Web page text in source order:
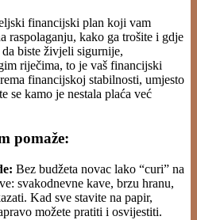
financijski plan koji vam
raspolaganju, kako ga trošite i gdje
biste živjeli sigurnije,
riječima, to je vaš financijski
financijskoj stabilnosti, umjesto
se kamo je nestala plaća već
pomaže:
Bez budžeta novac lako “curi” na
svakodnevne kave, brzu hranu,
Kad sve stavite na papir,
možete pratiti i osvijestiti.